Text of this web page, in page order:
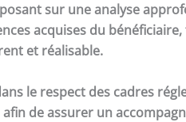
sur une analyse
acquises du
et réalisable.
le respect des cadres
de assurer un